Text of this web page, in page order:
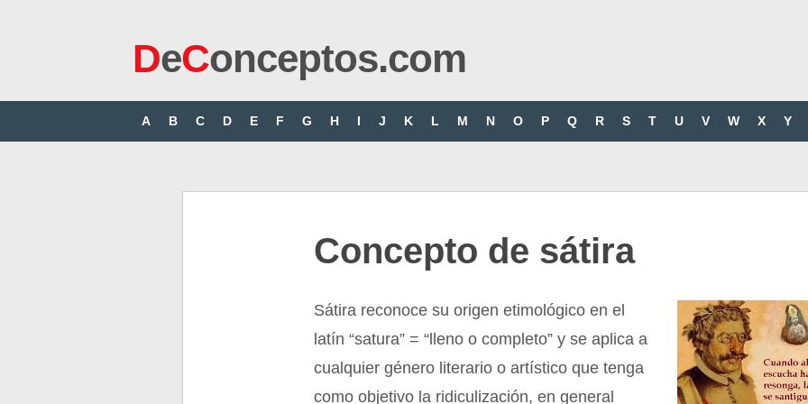
DeConceptos.com
A B C D E F G H I J K L M N O P Q R S T U V W X Y
Concepto de sátira
Sátira reconoce su origen etimológico en el
latín “satura” = “lleno o completo” y se aplica a
cualquier género literario o artístico que tenga
como objetivo la ridiculización, en general